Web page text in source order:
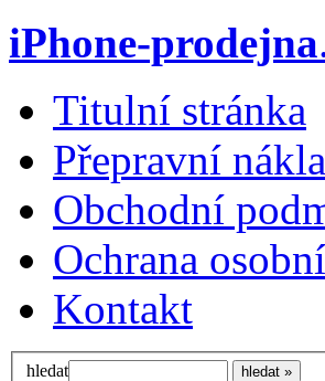
iPhone-prodejna
Titulní stránka
Přepravní
Obchodní
Ochrana
Kontakt
hledat